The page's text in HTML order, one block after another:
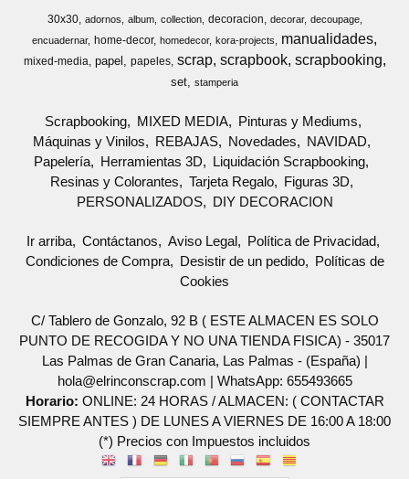
30x30 adornos album collection decoracion decorar
decoupage
encuadernar home-decor homedecor kora-projects manualidades
mixed-media papel papeles scrap scrapbook scrapbooking
set stamperia
Scrapbooking MIXED MEDIA
Pinturas y Mediums
Máquinas y Vinilos
REBAJAS Novedades
NAVIDAD
Papelería
Herramientas 3D
Liquidación Scrapbooking
Resinas y Colorantes
Tarjeta Regalo
Figuras 3D
PERSONALIZADOS
DIY DECORACION
Ir arriba Contáctanos Aviso Legal
Política de Privacidad
Condiciones de Compra
Desistir de un pedido
Políticas de
Cookies
C/ Tablero de Gonzalo, 92 B ( ESTE ALMACEN ES SOLO
PUNTO DE RECOGIDA Y NO UNA TIENDA FISICA) - 35017
Las Palmas de Gran Canaria, Las Palmas - (España) |
hola@elrinconscrap.com | WhatsApp: 655493665
Horario: ONLINE: 24 HORAS / ALMACEN: ( CONTACTAR
SIEMPRE ANTES ) DE LUNES A VIERNES DE 16:00 A 18:00
(*) Precios con Impuestos incluidos